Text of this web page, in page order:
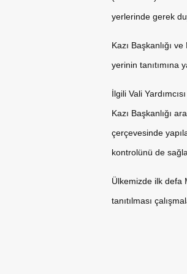
yerlerinde gerek
Kazı Başkanlığı
yerinin tanıtımına
İlgili Vali
Kazı Başkanlığı
çerçevesinde
kontrolünü de
Ülkemizde ilk defa
tanıtılması